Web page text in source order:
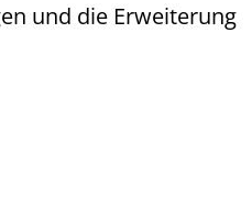
und die Erweiterung